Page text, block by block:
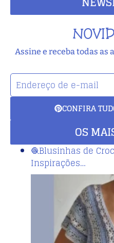
Assine e receba todas as
CONFIRA
OS
🧶Blusinhas de
Inspirações…